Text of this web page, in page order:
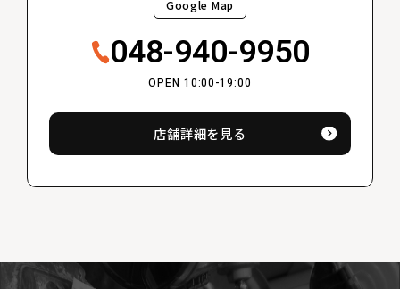
Google Map
048-940-9950
OPEN 10:00-19:00
店舗詳細を見る